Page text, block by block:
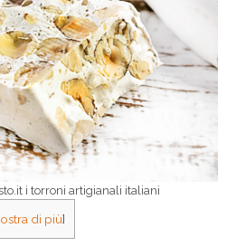
i torroni artigianali italiani
di più]